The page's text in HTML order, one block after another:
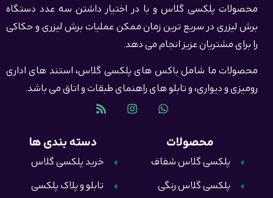
محصولات پلکسی گلاس و با در اختیار داشتن سه عدد دستگاه
برش لیزری در سریع ترین زمان ممکن عملیات برش لیزری و حکاکی
را برای مشتریان عزیز انجام می دهد.
محصولات ما شامل باکس های پلکسی گلاس، استند های اداری
رومیزی و دیواری، و تابلو های راهنمای طبقات و اتاق می باشد.
دسته بندی ها
خرید پلکسی گلاس
تابلو و پلاک پلکسی
محصولات
پلکسی گلاس شفاف
پلکسی گلاس رنگی